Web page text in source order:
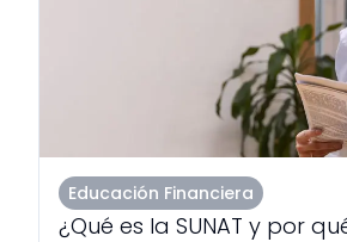
Educación Financiera
¿Qué es la SUNAT y por